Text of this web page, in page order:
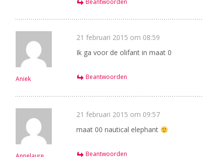
Beantwoorden
Aniek
21 februari 2015 om 08:59
Ik ga voor de olifant in maat 0
Beantwoorden
21 februari 2015 om 09:57
maat 00 nautical elephant
Beantwoorden